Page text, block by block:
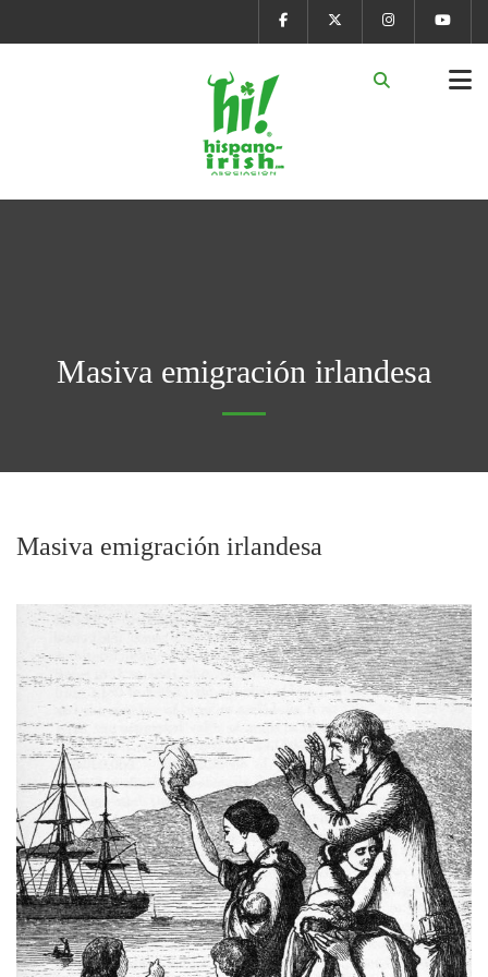
Masiva emigración irlandesa
Masiva emigración irlandesa